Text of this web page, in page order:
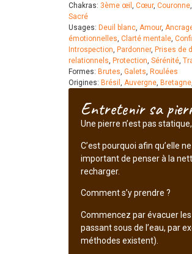
Chakras: 3ème œil , Cœur, Couronne,
Sacré
Usages: Deuil blanc, Amour,
émotionnelles, Clarté mentale,
Introspection, Pardonner, Prises de
relationnels, Protection, Sérénité,
Formes: Brutes, Galets, Roulées
Origines: Brésil , Auvergne, Bretagne,
Entretenir sa
Une pierre n’est pas
C’est pourquoi afin qu’elle
important de penser à la
recharger.
Comment s’y prendre ?
Commencez par évacuer
passant sous de l’eau, par
méthodes existent).